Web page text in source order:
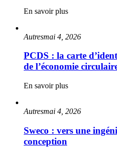
En savoir plus
Autresmai 4, 2026
PCDS : la carte
de l’économie
En savoir plus
Autresmai 4, 2026
Sweco : vers une
conception